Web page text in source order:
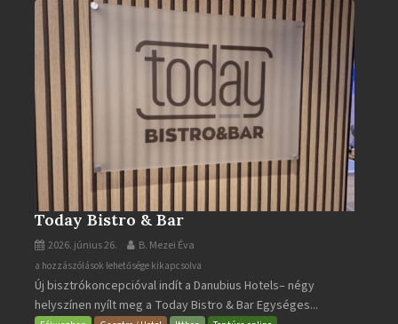
bejegyzéshez
Today Bistro & Bar
2026. június 26. B. Mezei Éva
Today
Bistro
&
a hozzászólások lehetősége kikapcsolva
Új bisztrókoncepcióval indít a Danubius Hotels– négy
helyszínen nyílt meg a Today Bistro & Bar Egységes...